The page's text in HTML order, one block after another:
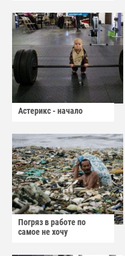
Астерикс - начало
Погряз в работе по
самое не хочу